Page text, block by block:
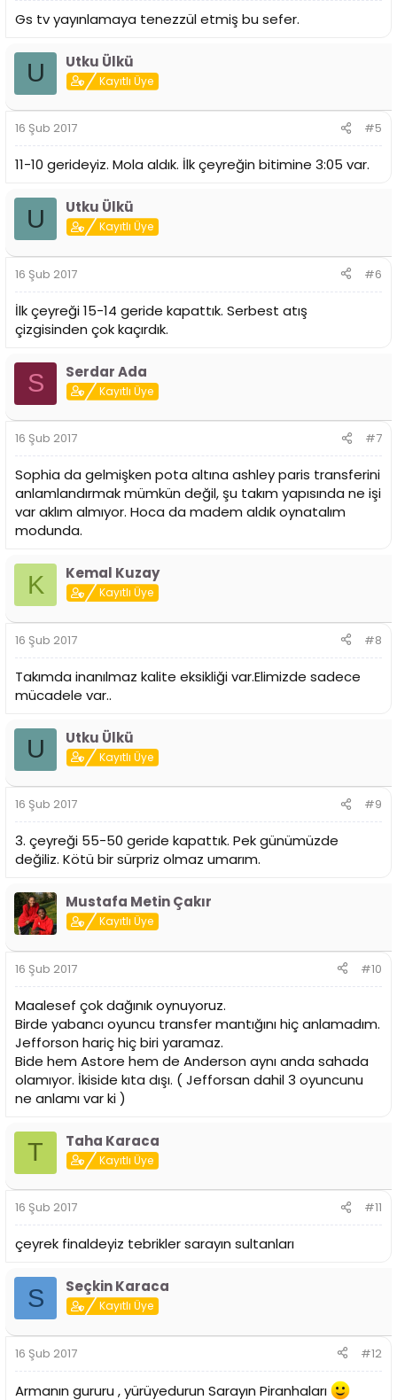
Gs tv yayınlamaya tenezzül etmiş bu sefer.
U Utku Ülkü
Kayıtlı Üye
16 Şub 2017 #5
11-10 gerideyiz. Mola aldık. İlk çeyreğin bitimine 3:05 var.
U Utku Ülkü
Kayıtlı Üye
16 Şub 2017 #6
İlk çeyreği 15-14 geride kapattık. Serbest atış
çizgisinden çok kaçırdık.
S Serdar Ada
Kayıtlı Üye
16 Şub 2017 #7
Sophia da gelmişken pota altına ashley paris transferini
anlamlandırmak mümkün değil, şu takım yapısında ne işi
var aklım almıyor. Hoca da madem aldık oynatalım
modunda.
K Kemal Kuzay
Kayıtlı Üye
16 Şub 2017 #8
Takımda inanılmaz kalite eksikliği var.Elimizde sadece
mücadele var..
U Utku Ülkü
Kayıtlı Üye
16 Şub 2017 #9
3. çeyreği 55-50 geride kapattık. Pek günümüzde
değiliz. Kötü bir sürpriz olmaz umarım.
Mustafa Metin Çakır
Kayıtlı Üye
16 Şub 2017 #10
Maalesef çok dağınık oynuyoruz.
Birde yabancı oyuncu transfer mantığını hiç anlamadım.
Jefforson hariç hiç biri yaramaz.
Bide hem Astore hem de Anderson aynı anda sahada
olamıyor. İkiside kıta dışı. ( Jefforsan dahil 3 oyuncunu
ne anlamı var ki )
T Taha Karaca
Kayıtlı Üye
16 Şub 2017 #11
çeyrek finaldeyiz tebrikler sarayın sultanları
S Seçkin Karaca
Kayıtlı Üye
16 Şub 2017 #12
Armanın gururu , yürüyedurun Sarayın Piranhaları